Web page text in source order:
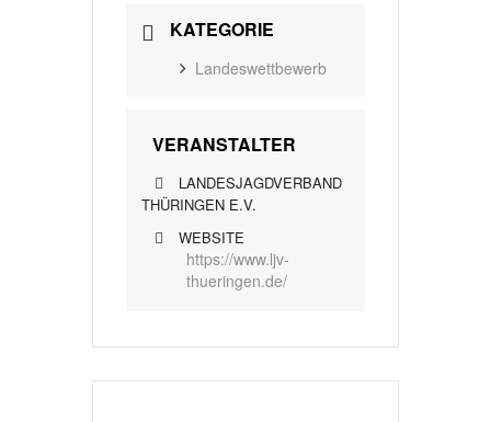
KATEGORIE
Landeswettbewerb
VERANSTALTER
LANDESJAGDVERBAND
THÜRINGEN E.V.
WEBSITE
https://www.ljv-
thueringen.de/